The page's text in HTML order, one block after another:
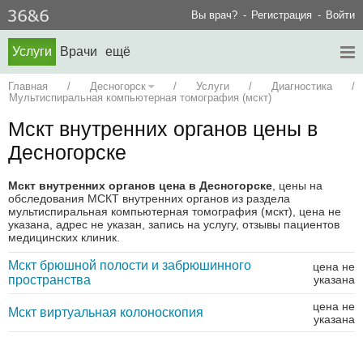
Вы врач? Регистрация Войти
Услуги Врачи ещё
Главная / Десногорск / Услуги / Диагностика
/
Мультиспиральная компьютерная томография (мскт)
Мскт внутренних органов цены в
Десногорске
Мскт внутренних органов цена в Десногорске, цены на
обследования МСКТ внутренних органов из раздела
мультиспиральная компьютерная томография (мскт), цена не
указана, адрес не указан, запись на услугу, отзывы пациентов
медицинских клиник.
Мскт брюшной полости и забрюшинного
пространства
цена не
указана
Мскт виртуальная колоноскопия
цена не
указана